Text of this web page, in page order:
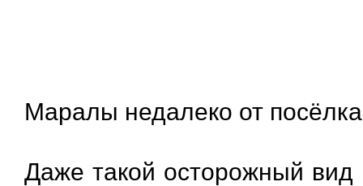
Маралы недалеко от
Даже такой осторожный вид